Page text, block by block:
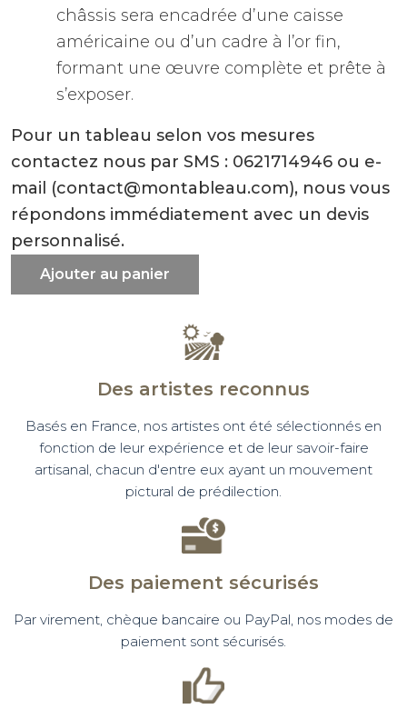
châssis sera encadrée d’une caisse
américaine ou d’un cadre à l’or fin,
formant une œuvre complète et prête à
s’exposer.
Pour un tableau selon vos mesures
contactez nous par SMS : 0621714946 ou e-
mail (contact@montableau.com), nous vous
répondons immédiatement avec un devis
personnalisé.
Ajouter au panier
Des artistes reconnus
Basés en France, nos artistes ont été sélectionnés en
fonction de leur expérience et de leur savoir-faire
artisanal, chacun d'entre eux ayant un mouvement
pictural de prédilection.
Des paiement sécurisés
Par virement, chèque bancaire ou PayPal, nos modes de
paiement sont sécurisés.